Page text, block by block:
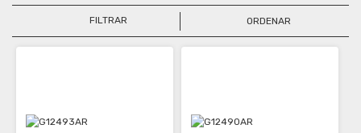
FILTRAR